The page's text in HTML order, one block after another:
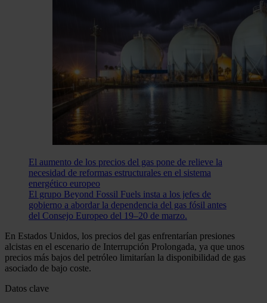
El aumento de los precios del gas pone de relieve la
necesidad de reformas estructurales en el sistema
energético europeo
El grupo Beyond Fossil Fuels insta a los jefes de
gobierno a abordar la dependencia del gas fósil antes
del Consejo Europeo del 19–20 de marzo.
En Estados Unidos, los precios del gas enfrentarían presiones
alcistas en el escenario de Interrupción Prolongada, ya que unos
precios más bajos del petróleo limitarían la disponibilidad de gas
asociado de bajo coste.
Datos clave